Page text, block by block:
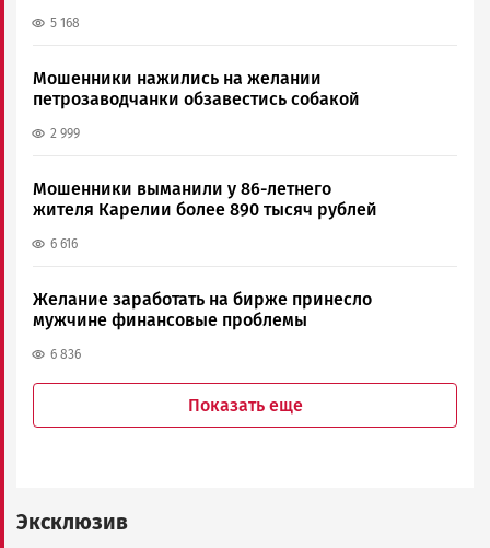
5 168
Мошенники нажились на желании
петрозаводчанки обзавестись собакой
2 999
Мошенники выманили у 86-летнего
жителя Карелии более 890 тысяч рублей
6 616
Желание заработать на бирже принесло
мужчине финансовые проблемы
6 836
Показать еще
Эксклюзив